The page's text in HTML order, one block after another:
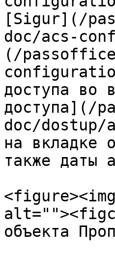
[Sigur](/
doc/acs-
(/
доступа во
доступа](/
doc/dostup/
на вкладке
также даты
объекта